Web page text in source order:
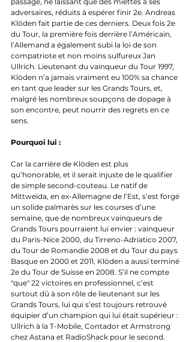
adversaires, réduits à espérer finir 2e. Andreas
Klöden fait partie de ces derniers. Deux fois 2e
du Tour, la première fois derrière l’Américain,
l’Allemand a également subi la loi de son
compatriote et non moins sulfureux Jan
Ullrich. Lieutenant du vainqueur du Tour 1997,
Klöden n’a jamais vraiment eu 100% sa chance
en tant que leader sur les Grands Tours, et,
malgré les nombreux soupçons de dopage à
son encontre, peut nourrir des regrets en ce
sens.
Pourquoi lui :
Car la carrière de Klöden est plus
qu’honorable, et il serait injuste de le qualifier
de simple second-couteau. Le natif de
Mittweida, en ex-Allemagne de l’Est, s’est forgé
un solide palmarès sur les courses d’une
semaine, que de nombreux vainqueurs de
Grands Tours pourraient lui envier : vainqueur
du Paris-Nice 2000, du Tirreno-Adriatico 2007,
du Tour de Romandie 2008 et du Tour du pays
Basque en 2000 et 2011, Klöden a aussi terminé
2e du Tour de Suisse en 2008. S’il ne compte
"que" 22 victoires en professionnel, c’est
surtout dû à son rôle de lieutenant sur les
Grands Tours, lui qui s’est toujours retrouvé
équipier d’un champion qui lui était supérieur :
Ullrich à la T-Mobile, Contador et Armstrong
chez Astana et RadioShack pour le second.